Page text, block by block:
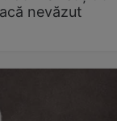
nevăzut